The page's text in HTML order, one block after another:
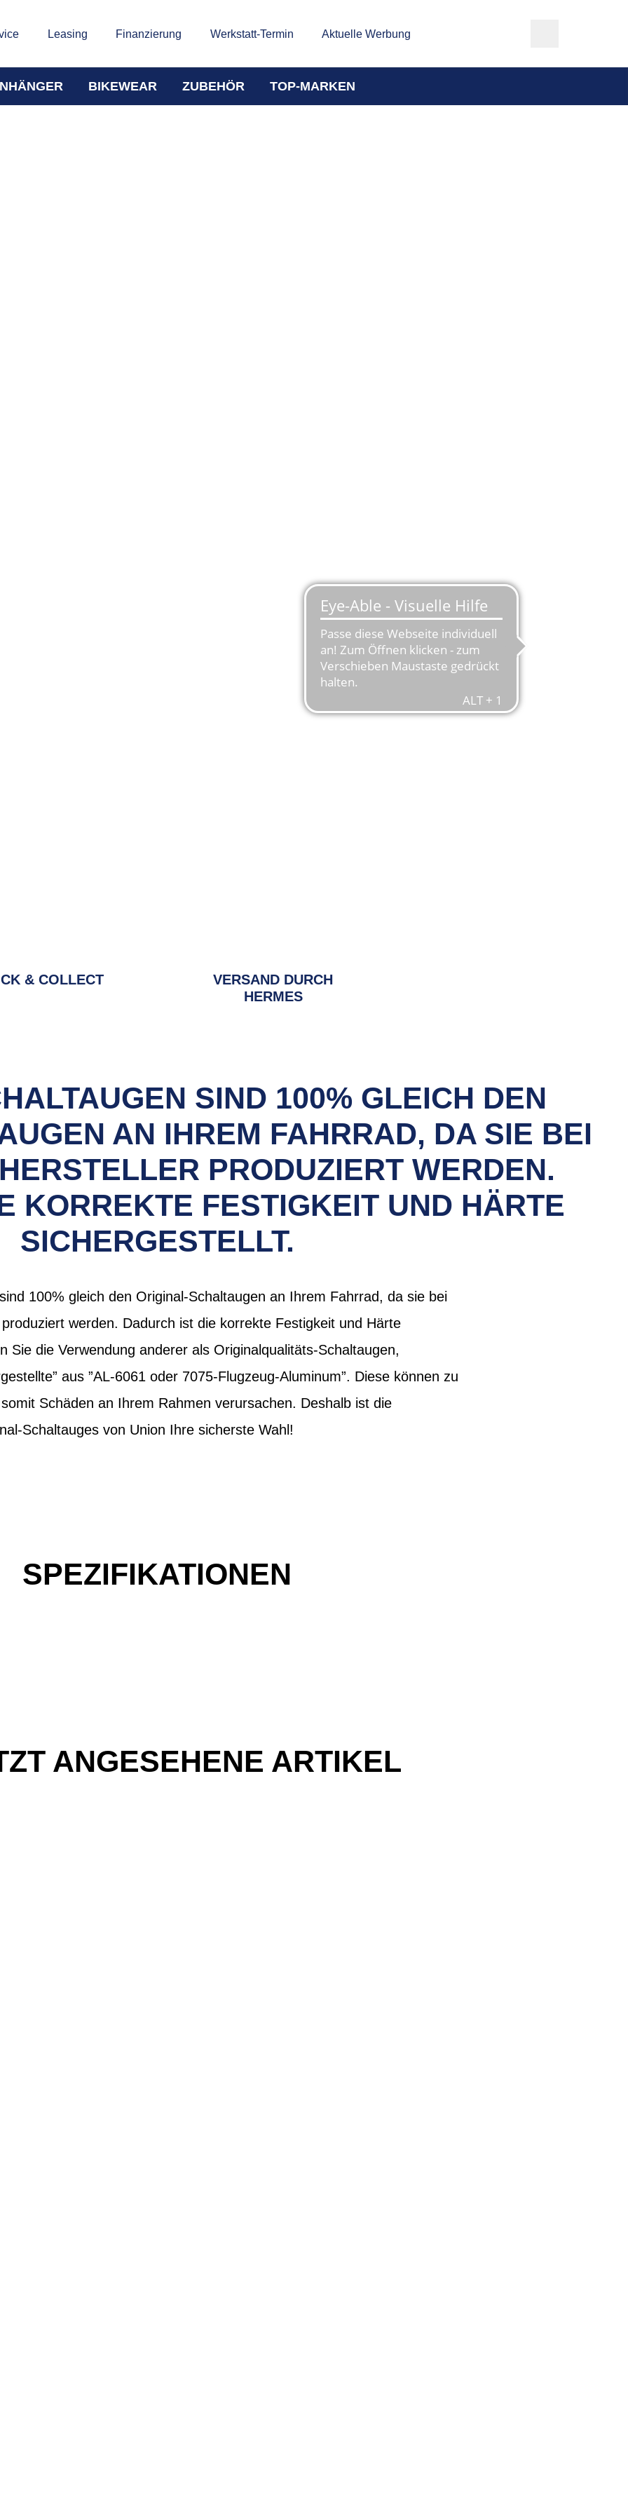
Leasing Finanzierung Werkstatt-Termin Aktuelle Werbung
BIKEWEAR ZUBEHÖR TOP-MARKEN
& COLLECT
VERSAND DURCH
HERMES
SIND 100% GLEICH DEN
AN IHREM FAHRRAD, DA SIE BEI
PRODUZIERT WERDEN.
KORREKTE FESTIGKEIT UND HÄRTE
SICHERGESTELLT.
100% gleich den Original-Schaltaugen an Ihrem Fahrrad, da sie bei
werden. Dadurch ist die korrekte Festigkeit und Härte
Sie die Verwendung anderer als Originalqualitäts-Schaltaugen,
aus ”AL-6061 oder 7075-Flugzeug-Aluminum”. Diese können zu
Schäden an Ihrem Rahmen verursachen. Deshalb ist die
Schaltauges von Union Ihre sicherste Wahl!
SPEZIFIKATIONEN
ANGESEHENE ARTIKEL